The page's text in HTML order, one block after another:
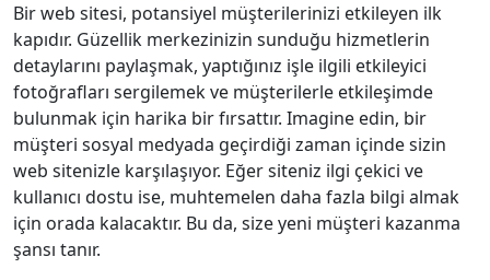
Bir web sitesi, potansiyel müşterilerinizi etkileyen ilk
kapıdır. Güzellik merkezinizin sunduğu hizmetlerin
detaylarını paylaşmak, yaptığınız işle ilgili etkileyici
fotoğrafları sergilemek ve müşterilerle etkileşimde
bulunmak için harika bir fırsattır. Imagine edin, bir
müşteri sosyal medyada geçirdiği zaman içinde sizin
web sitenizle karşılaşıyor. Eğer siteniz ilgi çekici ve
kullanıcı dostu ise, muhtemelen daha fazla bilgi almak
için orada kalacaktır. Bu da, size yeni müşteri kazanma
şansı tanır.